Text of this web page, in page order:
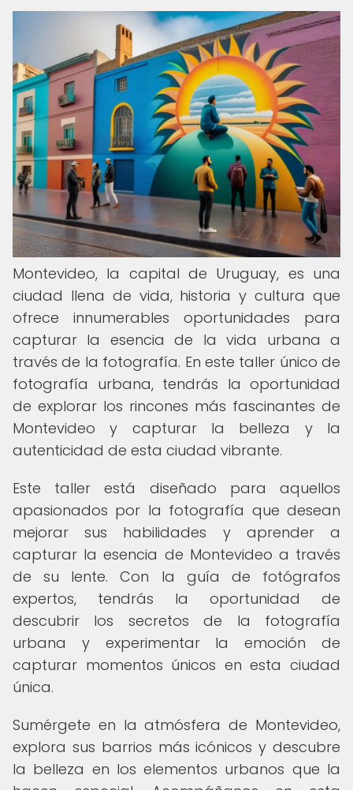
Montevideo, la capital de Uruguay, es una
ciudad llena de vida, historia y cultura que
ofrece innumerables oportunidades para
capturar la esencia de la vida urbana a
través de la fotografía. En este taller único de
fotografía urbana, tendrás la oportunidad
de explorar los rincones más fascinantes de
Montevideo y capturar la belleza y la
autenticidad de esta ciudad vibrante.
Este taller está diseñado para aquellos
apasionados por la fotografía que desean
mejorar sus habilidades y aprender a
capturar la esencia de Montevideo a través
de su lente. Con la guía de fotógrafos
expertos, tendrás la oportunidad de
descubrir los secretos de la fotografía
urbana y experimentar la emoción de
capturar momentos únicos en esta ciudad
única.
Sumérgete en la atmósfera de Montevideo,
explora sus barrios más icónicos y descubre
la belleza en los elementos urbanos que la